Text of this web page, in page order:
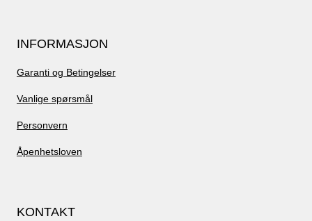
INFORMASJON
Garanti og Betingelser
Vanlige spørsmål
Personvern
Åpenhetsloven
KONTAKT